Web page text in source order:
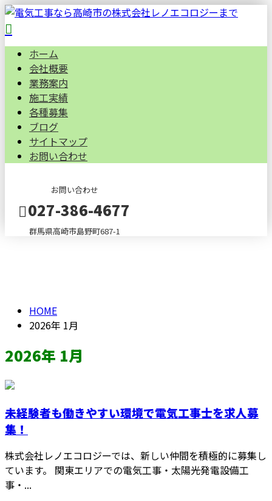
ホーム
会社概要
業務案内
施工実績
各種募集
ブログ
サイトマップ
お問い合わせ
お問い合わせ
027-386-4677
群馬県高崎市島野町687-1
HOME
2026年 1月
2026年 1月
未経験者も働きやすい環境で電気工事士を求人募
集！
株式会社レノエコロジーでは、新しい仲間を積極的に募集し
ています。 関東エリアでの電気工事・太陽光発電設備工
事・...